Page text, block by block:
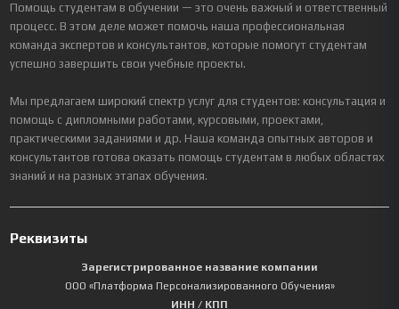
Помощь студентам в обучении — это очень важный и ответственный
процесс. В этом деле может помочь наша профессиональная
команда экспертов и консультантов, которые помогут студентам
успешно завершить свои учебные проекты.
Мы предлагаем широкий спектр услуг для студентов: консультация и
помощь с дипломными работами, курсовыми, проектами,
практическими заданиями и др. Наша команда опытных авторов и
консультантов готова оказать помощь студентам в любых областях
знаний и на разных этапах обучения.
Реквизиты
Зарегистрированное название компании
ООО «Платформа Персонализированного Обучения»
ИНН / КПП